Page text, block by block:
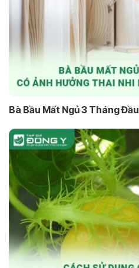
Bà Bầu Mất Ngủ 3 Tháng Đầu